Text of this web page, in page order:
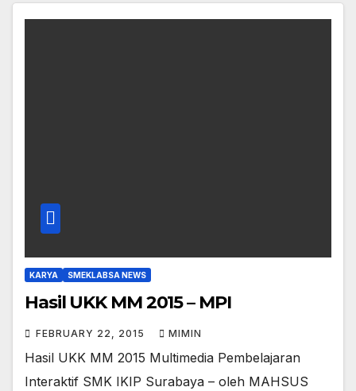
KARYA SMEKLABSA NEWS
Hasil UKK MM 2015 – MPI
FEBRUARY 22, 2015 MIMIN
Hasil UKK MM 2015 Multimedia Pembelajaran
Interaktif SMK IKIP Surabaya – oleh MAHSUS